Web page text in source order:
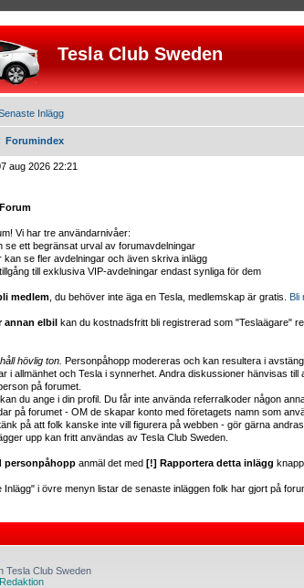
Tesla Club Sweden
Inlägg
Forumindex
aug 2026 22:21
Vi har tre användarnivåer:
se ett begränsat urval av forumavdelningar
kan se fler avdelningar och även skriva inlägg
till exklusiva VIP-avdelningar endast synliga för dem
medlem , du behöver inte äga en Tesla, medlemskap är gratis. Bli
annan elbil kan du kostnadsfritt bli registrerad som "Teslaägare"
håll hövlig ton. Personpåhopp modereras och kan resultera i
i allmänhet och Tesla i synnerhet. Andra diskussioner hänvisas till
på forumet.
du ange i din profil. Du får inte använda referralkoder någon
på forumet - OM de skapar konto med företagets namn som
på att folk kanske inte vill figurera på webben - gör gärna
upp kan fritt användas av Tesla Club Sweden.
personpåhopp anmäl det med [!] Rapportera detta inlägg
Inlägg" i övre menyn listar de senaste inläggen folk har gjort på
Tesla Club Sweden
Redaktion